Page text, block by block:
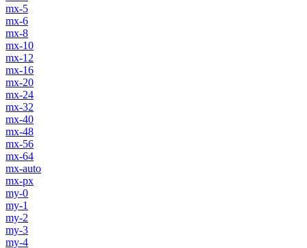
mx-5
mx-6
mx-8
mx-10
mx-12
mx-16
mx-20
mx-24
mx-32
mx-40
mx-48
mx-56
mx-64
mx-auto
mx-px
my-0
my-1
my-2
my-3
my-4